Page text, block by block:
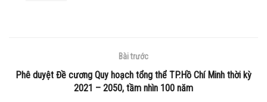
Bài trước
Phê duyệt Đề cương Quy hoạch tổng thể TP.Hồ Chí Minh thời kỳ
2021 – 2050, tầm nhìn 100 năm